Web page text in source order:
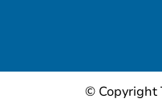
© Copyright